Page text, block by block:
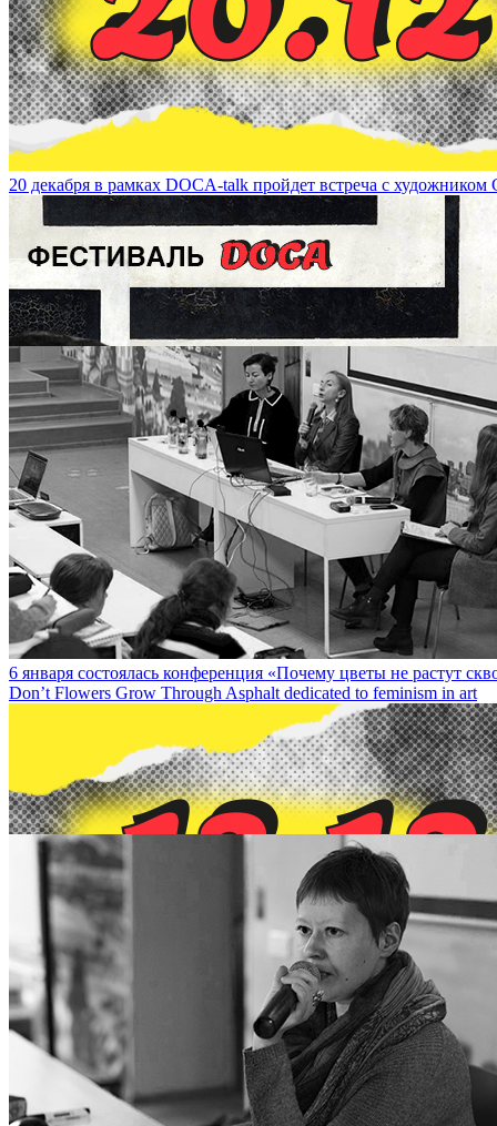
Казимир Малевич - художник, определивший будущее / Kazimir
20 декабря в рамках DOCA-talk пройдет встреча с
22 февраля в 18:00 в Технопарке Сколково состоится public
on February 22 at 6 p.m.
6 января состоялась конференция «Почему цветы не растут
Don’t Flowers Grow Through Asphalt dedicated to feminism in art
13 декабря на DOCA-talk состоится встреча с художницей